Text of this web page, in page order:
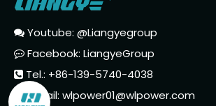
 Youtube: @Liangyegroup
 Facebook: LiangyeGroup
 Tel.: +86-139-5740-4038
E-Mail: wlpower01@wlpower.com